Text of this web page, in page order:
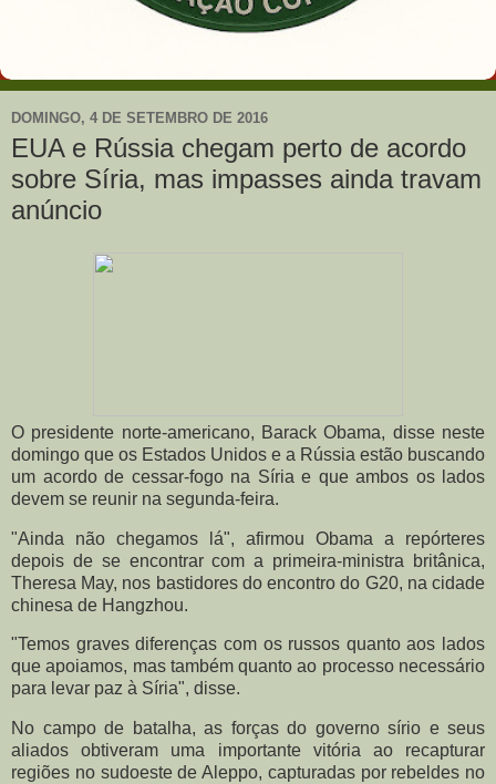
DOMINGO, 4 DE SETEMBRO DE 2016
EUA e Rússia chegam perto de acordo
sobre Síria, mas impasses ainda travam
anúncio
O presidente norte-americano, Barack Obama, disse neste
domingo que os Estados Unidos e a Rússia estão buscando
um acordo de cessar-fogo na Síria e que ambos os lados
devem se reunir na segunda-feira.
"Ainda não chegamos lá", afirmou Obama a repórteres
depois de se encontrar com a primeira-ministra britânica,
Theresa May, nos bastidores do encontro do G20, na cidade
chinesa de Hangzhou.
"Temos graves diferenças com os russos quanto aos lados
que apoiamos, mas também quanto ao processo necessário
para levar paz à Síria", disse.
No campo de batalha, as forças do governo sírio e seus
aliados obtiveram uma importante vitória ao recapturar
regiões no sudoeste de Aleppo, capturadas por rebeldes no